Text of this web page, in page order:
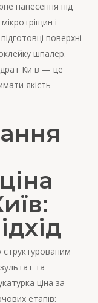
нанесення під
і
поверхні
шпалер.
Київ — це
якість
структурованим
та
ціна за
етапів: